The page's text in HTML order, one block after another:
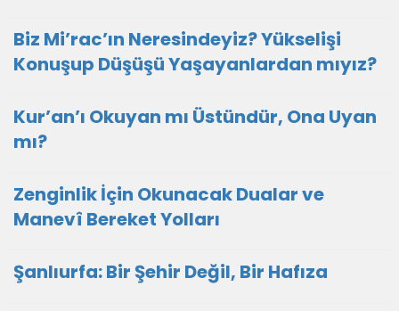
Biz Mi’rac’ın Neresindeyiz? Yükselişi
Konuşup Düşüşü Yaşayanlardan mıyız?
Kur’an’ı Okuyan mı Üstündür, Ona Uyan
mı?
Zenginlik İçin Okunacak Dualar ve
Manevî Bereket Yolları
Şanlıurfa: Bir Şehir Değil, Bir Hafıza